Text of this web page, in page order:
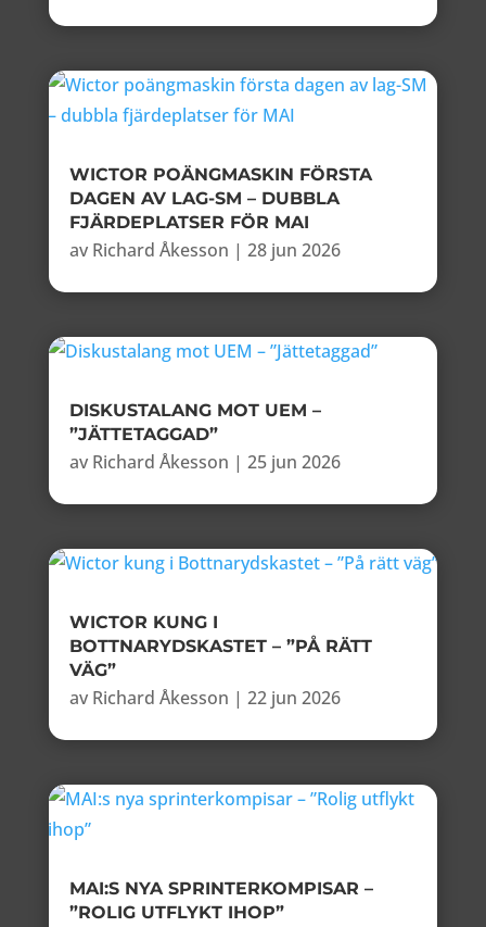
WICTOR POÄNGMASKIN FÖRSTA
DAGEN AV LAG-SM – DUBBLA
FJÄRDEPLATSER FÖR MAI
av Richard Åkesson | 28 jun 2026
DISKUSTALANG MOT UEM –
”JÄTTETAGGAD”
av Richard Åkesson | 25 jun 2026
WICTOR KUNG I
BOTTNARYDSKASTET – ”PÅ RÄTT
VÄG”
av Richard Åkesson | 22 jun 2026
MAI:S NYA SPRINTERKOMPISAR –
”ROLIG UTFLYKT IHOP”